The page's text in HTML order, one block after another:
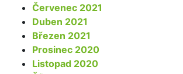
Červenec 2021
Duben 2021
Březen 2021
Prosinec 2020
Listopad 2020